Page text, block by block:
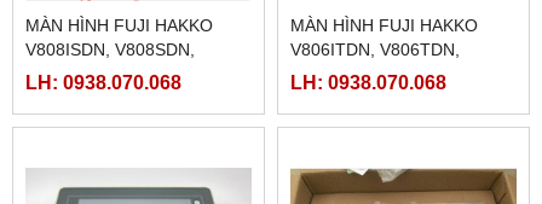
MÀN HÌNH FUJI HAKKO
V808ISDN, V808SDN,
V808ICDN,V808CDN
LH: 0938.070.068
MÀN HÌNH FUJI HAKKO
V806ITDN, V806TDN,
V806ICDN, V806CDN,
LH: 0938.070.068